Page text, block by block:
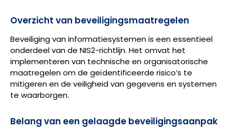
Overzicht van beveiligingsmaatregelen
Beveiliging van informatiesystemen is een essentieel
onderdeel van de NIS2-richtlijn. Het omvat het
implementeren van technische en organisatorische
maatregelen om de geïdentificeerde risico’s te
mitigeren en de veiligheid van gegevens en systemen
te waarborgen.
Belang van een gelaagde beveiligingsaanpak